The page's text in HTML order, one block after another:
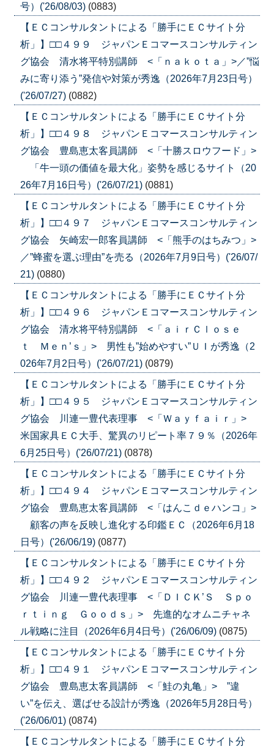
号）('26/08/03) (0883)
【ＥＣコンサルタントによる「勝手にＥＣサイト分
析」】□□４９９ ジャパンＥコマースコンサルティン
グ協会 清水将平特別講師 <「ｎａｋｏｔａ」>／”悩
みに寄り添う”発信や対策が秀逸（2026年7月23日号）
('26/07/27) (0882)
【ＥＣコンサルタントによる「勝手にＥＣサイト分
析」】□□４９８ ジャパンＥコマースコンサルティン
グ協会 豊島恵太客員講師 <「十勝スロウフード」>
「牛一頭の価値を最大化」姿勢を感じるサイト（20
26年7月16日号）('26/07/21) (0881)
【ＥＣコンサルタントによる「勝手にＥＣサイト分
析」】□□４９７ ジャパンＥコマースコンサルティン
グ協会 矢崎宏一郎客員講師 <「熊手のはちみつ」>
／”蜂蜜を選ぶ理由”を売る（2026年7月9日号）('26/07/
21) (0880)
【ＥＣコンサルタントによる「勝手にＥＣサイト分
析」】□□４９６ ジャパンＥコマースコンサルティン
グ協会 清水将平特別講師 <「ａｉｒＣｌｏｓｅ
ｔ Ｍｅｎ’ｓ」> 男性も”始めやすい”ＵＩが秀逸（2
026年7月2日号）('26/07/21) (0879)
【ＥＣコンサルタントによる「勝手にＥＣサイト分
析」】□□４９５ ジャパンＥコマースコンサルティン
グ協会 川連一豊代表理事 <「Ｗａｙｆａｉｒ」>
米国家具ＥＣ大手、驚異のリピート率７９％（2026年
6月25日号）('26/07/21) (0878)
【ＥＣコンサルタントによる「勝手にＥＣサイト分
析」】□□４９４ ジャパンＥコマースコンサルティン
グ協会 豊島恵太客員講師 <「はんこｄｅハンコ」>
顧客の声を反映し進化する印鑑ＥＣ（2026年6月18
日号）('26/06/19) (0877)
【ＥＣコンサルタントによる「勝手にＥＣサイト分
析」】□□４９２ ジャパンＥコマースコンサルティン
グ協会 川連一豊代表理事 <「ＤＩＣＫ’Ｓ Ｓｐｏ
ｒｔｉｎｇ Ｇｏｏｄｓ」> 先進的なオムニチャネ
ル戦略に注目（2026年6月4日号）('26/06/09) (0875)
【ＥＣコンサルタントによる「勝手にＥＣサイト分
析」】□□４９１ ジャパンＥコマースコンサルティン
グ協会 豊島恵太客員講師 <「鮭の丸亀」> ”違
い”を伝え、選ばせる設計が秀逸（2026年5月28日号）
('26/06/01) (0874)
【ＥＣコンサルタントによる「勝手にＥＣサイト分